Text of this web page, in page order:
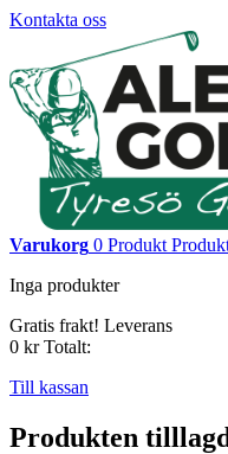
Kontakta oss
Varukorg 0 Produkt
Inga produkter
Gratis frakt! Leverans
0 kr Totalt:
Till kassan
Produkten